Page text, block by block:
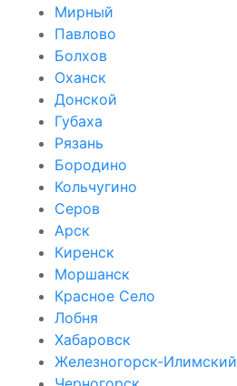
Мирный
Павлово
Болхов
Оханск
Донской
Губаха
Рязань
Бородино
Кольчугино
Серов
Арск
Киренск
Моршанск
Красное Село
Лобня
Хабаровск
Железногорск-Илимский